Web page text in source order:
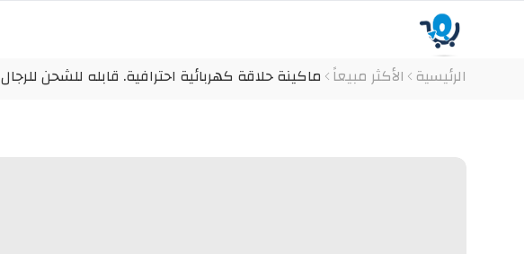
الرئيسية الأكثر مبيعاً ماكينة حلاقة كهربائية احترافية. قابله للشحن للرجال Kemei Km-264